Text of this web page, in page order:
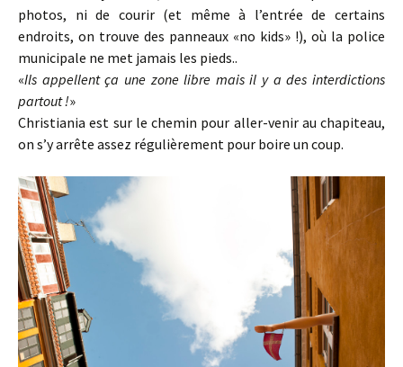
photos, ni de courir (et même à l’entrée de certains
endroits, on trouve des panneaux «no kids» !), où la police
municipale ne met jamais les pieds..
«Ils appellent ça une zone libre mais il y a des interdictions
partout !»
Christiania est sur le chemin pour aller-venir au chapiteau,
on s’y arrête assez régulièrement pour boire un coup.